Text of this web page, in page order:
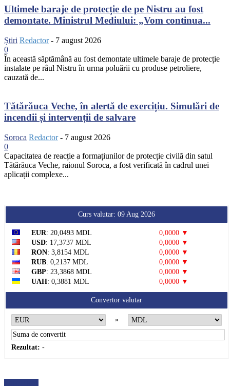
Ultimele baraje de protecție de pe Nistru au fost
demontate. Ministrul Mediului: „Vom continua...
Știri Redactor - 7 august 2026
0
În această săptămână au fost demontate ultimele baraje de protecție
instalate pe râul Nistru în urma poluării cu produse petroliere,
cauzată de...
Tătărăuca Veche, în alertă de exercițiu. Simulări de
incendii și intervenții de salvare
Soroca Redactor - 7 august 2026
0
Capacitatea de reacție a formațiunilor de protecție civilă din satul
Tătărăuca Veche, raionul Soroca, a fost verificată în cadrul unei
aplicații complexe...
Curs valutar: 09 Aug 2026
EUR: 20,0493 MDL
0,0000 ▼
USD: 17,3737 MDL
0,0000 ▼
RON: 3,8154 MDL
0,0000 ▼
RUB: 0,2137 MDL
0,0000 ▼
GBP: 23,3868 MDL
0,0000 ▼
UAH: 0,3881 MDL 0,0000 ▼
Convertor valutar
»
Rezultat: -